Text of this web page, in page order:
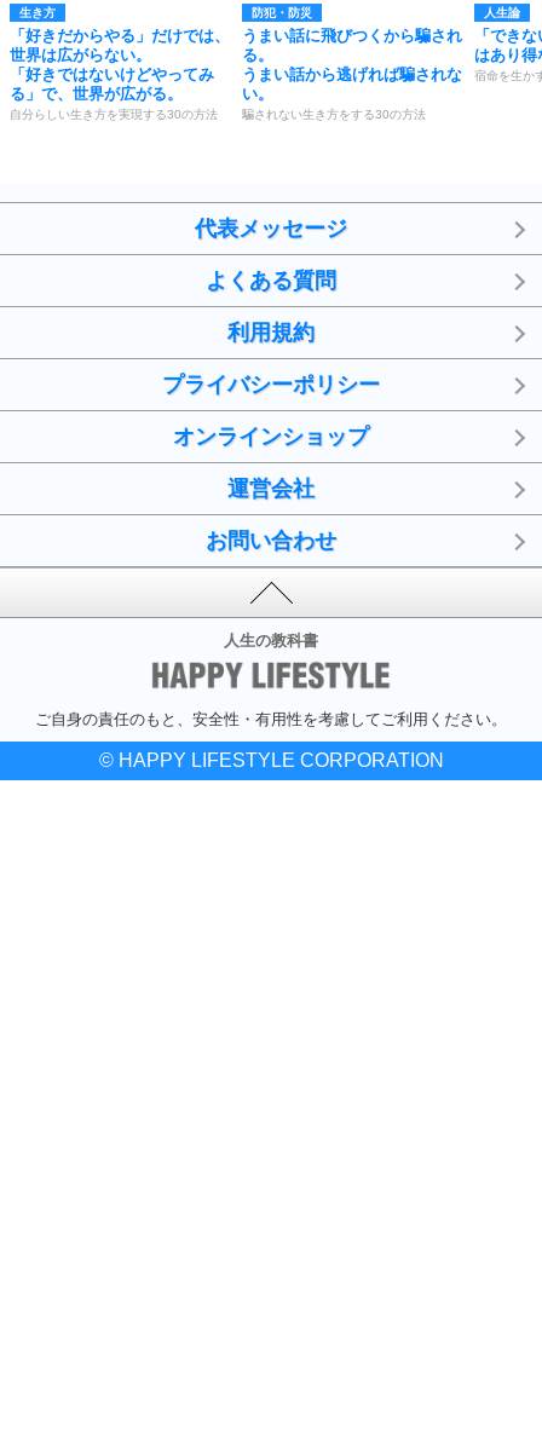
生き方
「好きだからやる」だけでは、
世界は広がらない。
「好きではないけどやってみ
る」で、世界が広がる。
自分らしい生き方を実現する30の方法
防犯・防災
うまい話に飛びつくから騙され
る。
うまい話から逃げれば騙されな
い。
騙されない生き方をする30の方法
人生論
「でき
はあり得
宿命を生か
代表メッセージ
よくある質問
利用規約
プライバシーポリシー
オンラインショップ
運営会社
お問い合わせ
人生の教科書
ご自身の責任のもと、安全性・有用性を考慮してご利用ください。
© HAPPY LIFESTYLE CORPORATION